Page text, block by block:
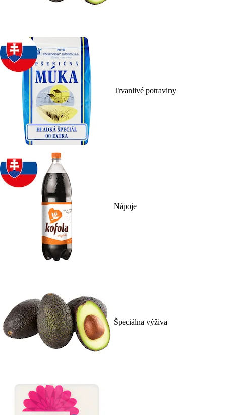
Trvanlivé potraviny
Nápoje
Špeciálna výživa